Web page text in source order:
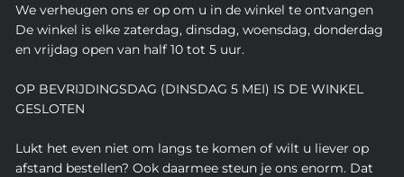
We verheugen ons er op om u in de winkel te ontvangen
De winkel is elke zaterdag, dinsdag, woensdag, donderdag
en vrijdag open van half 10 tot 5 uur.
OP BEVRIJDINGSDAG (DINSDAG 5 MEI) IS DE WINKEL
GESLOTEN
Lukt het even niet om langs te komen of wilt u liever op
afstand bestellen? Ook daarmee steun je ons enorm. Dat